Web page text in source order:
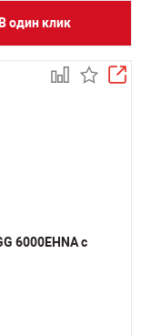
В один клик
6000EHNA с